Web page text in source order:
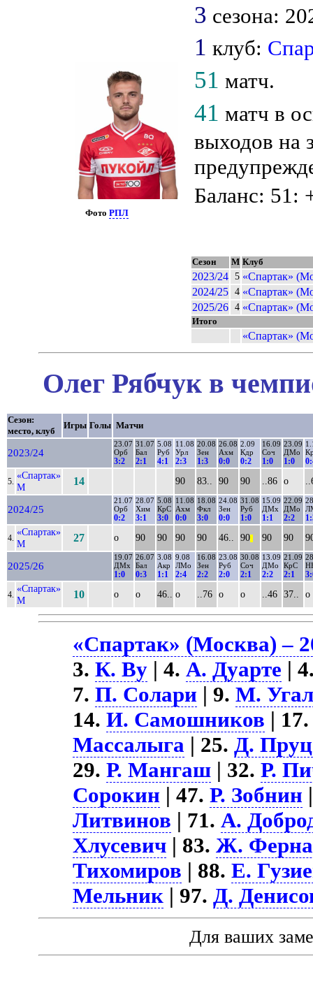
ФотоРПЛ
3 сезона:
1 клуб:
51 матч.
41 матч в
выходов на
Баланс: 51:
Сезон М Клуб
2023/24 5 «Спартак»
2024/25 4 «Спартак»
2025/26 4 «Спартак»
Итого
«Спартак»
Олег Рябчук в
Сезон:
место, клуб
Игры Голы Матчи
2023/24
23.07
Орб
3:2
31.07
Бал
2:1
5.08
Руб
4:1
11.08
Урл
2:3
20.08
Зен
1:3
26.08
Ахм
0:0
2.09
Кдр
0:2
16.09
Соч
1:0
23.09
ДМо
1:0
5.
«Спартак»
М
14 90 83.. 90 90 ..86 о
2024/25
21.07
Орб
0:2
28.07
Хим
3:1
5.08
КрС
3:0
11.08
Ахм
0:0
18.08
Фкл
3:0
24.08
Зен
0:0
31.08
Руб
1:0
15.09
ДМх
1:1
22.09
ДМо
2:2
4.
«Спартак»
М
27 о 90 90 90 90 46.. 90 90 90
2025/26
19.07
ДМх
1:0
26.07
Бал
0:3
3.08
Акр
1:1
9.08
ЛМо
2:4
16.08
Зен
2:2
23.08
Руб
2:0
30.08
Соч
2:1
13.09
ДМо
2:2
21.09
КрС
2:1
4.
«Спартак»
М
10 о о 46.. о ..76 о о ..46 37.. о
«Спартак» (Москва) –
3.К. Ву | 4.А. Дуарте |
7.П. Солари | 9.М.
14.И. Самошников |
Массалыга | 25.Д.
29.Р. Мангаш | 32.Р.
Сорокин | 47.Р. Зобнин
Литвинов | 71.А.
Хлусевич | 83.Ж.
Тихомиров | 88.Е.
Мельник | 97.Д.
Для ваших